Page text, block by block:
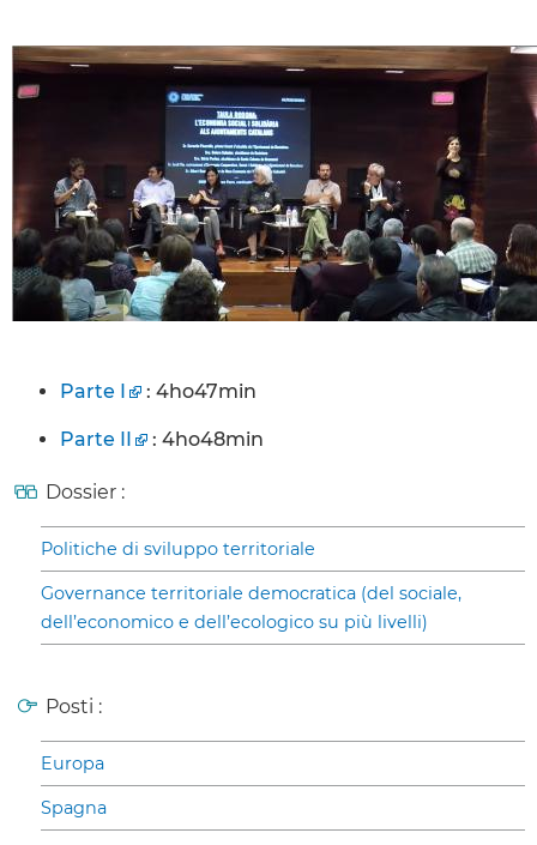
Parte I : 4ho47min
Parte II : 4ho48min
Dossier :
Politiche di sviluppo territoriale
Governance territoriale democratica (del sociale,
dell’economico e dell’ecologico su più livelli)
Posti :
Europa
Spagna